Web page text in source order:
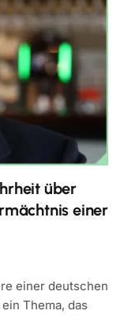
über
einer
einer deutschen
Thema, das